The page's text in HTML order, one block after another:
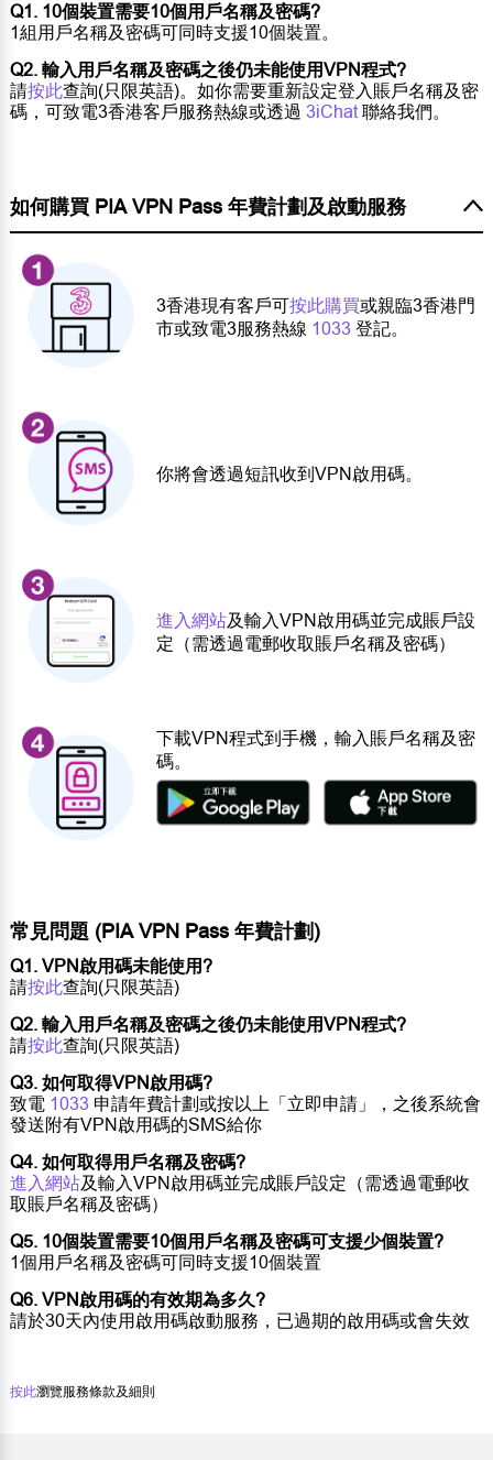
Q1. 10個裝置需要10個用戶名稱及密碼?
1組用戶名稱及密碼可同時支援10個裝置。
Q2. 輸入用戶名稱及密碼之後仍未能使用VPN程式?
請按此查詢(只限英語)。如你需要重新設定登入賬戶名稱及密
碼，可致電3香港客戶服務熱線或透過 3iChat 聯絡我們。
如何購買 PIA VPN Pass 年費計劃及啟動服務
3香港現有客戶可按此購買或親臨3香港門
市或致電3服務熱線 1033 登記。
你將會透過短訊收到VPN啟用碼。
進入網站及輸入VPN啟用碼並完成賬戶設
定（需透過電郵收取賬戶名稱及密碼）
下載VPN程式到手機，輸入賬戶名稱及密
碼。
常見問題 (PIA VPN Pass 年費計劃)
Q1. VPN啟用碼未能使用?
請按此查詢(只限英語)
Q2. 輸入用戶名稱及密碼之後仍未能使用VPN程式?
請按此查詢(只限英語)
Q3. 如何取得VPN啟用碼?
致電 1033 申請年費計劃或按以上「立即申請」，之後系統會
發送附有VPN啟用碼的SMS給你
Q4. 如何取得用戶名稱及密碼?
進入網站及輸入VPN啟用碼並完成賬戶設定（需透過電郵收
取賬戶名稱及密碼）
Q5. 10個裝置需要10個用戶名稱及密碼可支援少個裝置?
1個用戶名稱及密碼可同時支援10個裝置
Q6. VPN啟用碼的有效期為多久?
請於30天內使用啟用碼啟動服務，已過期的啟用碼或會失效
按此瀏覽服務條款及細則